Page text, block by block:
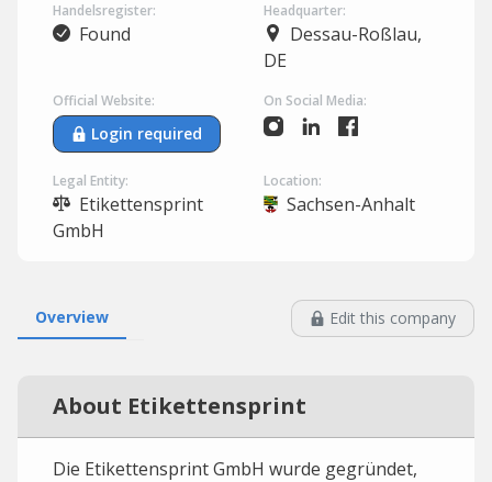
Handelsregister:
Found
Headquarter:
Dessau-Roßlau,
DE
Official Website:
Login required
On Social Media:
Legal Entity:
Etikettensprint
GmbH
Location:
Sachsen-Anhalt
Overview Edit this company
About Etikettensprint
Die Etikettensprint GmbH wurde gegründet,